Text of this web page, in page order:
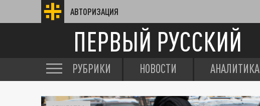
АВТОРИЗАЦИЯ
ПЕРВЫЙ РУССКИЙ
РУБРИКИ НОВОСТИ АНАЛИТИКА